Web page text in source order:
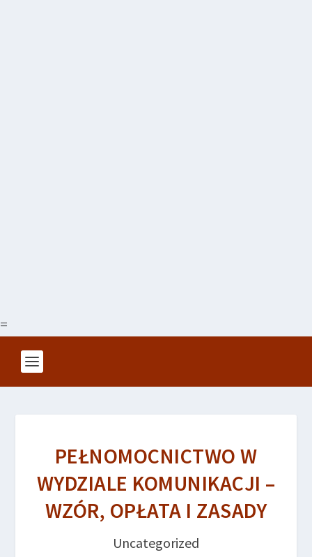
=
PEŁNOMOCNICTWO W
WYDZIALE KOMUNIKACJI –
WZÓR, OPŁATA I ZASADY
Uncategorized